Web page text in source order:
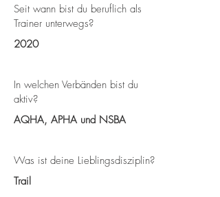
Seit wann bist du beruflich als
Trainer unterwegs?
2020
In welchen Verbänden bist du
aktiv?
AQHA, APHA und NSBA
Was ist deine Lieblingsdisziplin?
Trail